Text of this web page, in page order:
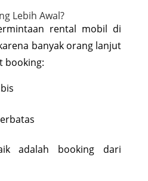
Lebih Awal?
rental mobil di
banyak orang lanjut
booking:
adalah booking dari